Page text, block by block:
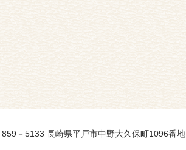
859－5133 長崎県平戸市中野大久保町1096番地